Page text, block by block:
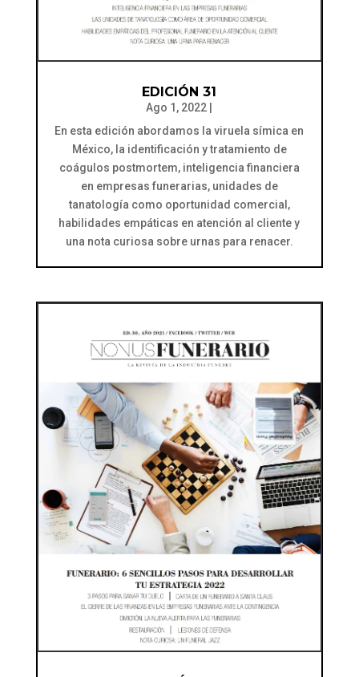
EDICIÓN 31
Ago 1, 2022
En esta edición abordamos la viruela símica en
México, la identificación y tratamiento de
coágulos postmortem, inteligencia financiera
en empresas funerarias, unidades de
tanatología como oportunidad comercial,
habilidades empáticas en atención al cliente y
una nota curiosa sobre urnas para renacer.